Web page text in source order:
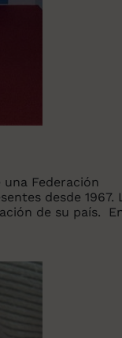
Federación
desde 1967.
de su país.